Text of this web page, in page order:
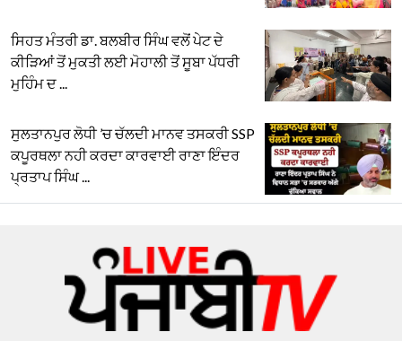
ਸਿਹਤ ਮੰਤਰੀ ਡਾ. ਬਲਬੀਰ ਸਿੰਘ ਵਲੋਂ ਪੇਟ ਦੇ
ਕੀੜਿਆਂ ਤੋਂ ਮੁਕਤੀ ਲਈ ਮੋਹਾਲੀ ਤੋਂ ਸੂਬਾ ਪੱਧਰੀ
ਮੁਹਿੰਮ ਦ ...
ਸੁਲਤਾਨਪੁਰ ਲੋਧੀ ’ਚ ਚੱਲਦੀ ਮਾਨਵ ਤਸਕਰੀ SSP
ਕਪੂਰਥਲਾ ਨਹੀ ਕਰਦਾ ਕਾਰਵਾਈ ਰਾਣਾ ਇੰਦਰ
ਪ੍ਰਤਾਪ ਸਿੰਘ ...